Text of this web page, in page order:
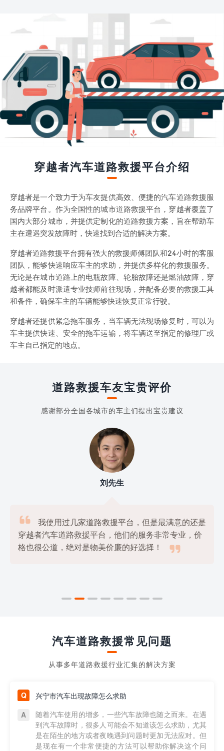
穿越者汽车道路救援平台介绍
穿越者是一个致力于为车友提供高效、便捷的汽车道路救援服
务品牌平台。作为全国性的城市道路救援平台，穿越者覆盖了
国内大部分城市，并提供定制化的道路救援方案，旨在帮助车
主在遭遇突发故障时，快速找到合适的解决方案。
穿越者道路救援平台拥有强大的救援师傅团队和24小时的客服
团队，能够快速响应车主的求助，并提供多样化的救援服务。
无论是在城市道路上的电瓶故障、轮胎故障还是燃油故障，穿
越者都能及时派遣专业技师前往现场，并配备必要的救援工具
和备件，确保车主的车辆能够快速恢复正常行驶。
穿越者还提供紧急拖车服务，当车辆无法现场修复时，可以为
车主提供快速、安全的拖车运输，将车辆送至指定的修理厂或
车主自己指定的地点。
道路救援车友宝贵评价
感谢部分全国各城市的车主们提出宝贵建议
刘先生

我使用过几家道路救援平台，但是最满意的还是
穿越者汽车道路救援平台，他们的服务非常专业，价
格也很公道，绝对是物美价廉的好选择！

汽车道路救援常见问题
从事多年道路救援行业汇集的解决方案
兴宁市汽车出现故障怎么求助
随着汽车使用的增多，一些汽车故障也随之而来。在遇
到汽车故障时，很多人可能会不知道该怎么求助，尤其
是在陌生的地方或者夜晚遇到问题时更加无法应对。但
是现在有一个非常便捷的方法可以帮助你解决这个问